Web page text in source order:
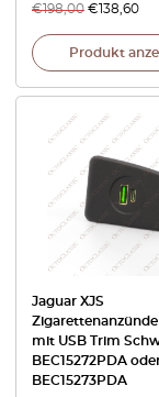
€198,00 €138,60
Produkt
Jaguar XJS
mit USB Trim
BEC15272PDA
BEC15273PDA